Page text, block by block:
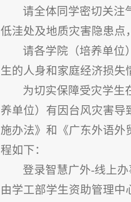
请全体同学密切关注
低洼处及地质灾害隐患点
请各学院（培养单位
生的人身和家庭经济损失
为切实保障受灾学生
养单位）有因台风灾害导
施办法》和《广东外语外
程如下：
登录智慧广外-线上
由学工部学生资助管理中